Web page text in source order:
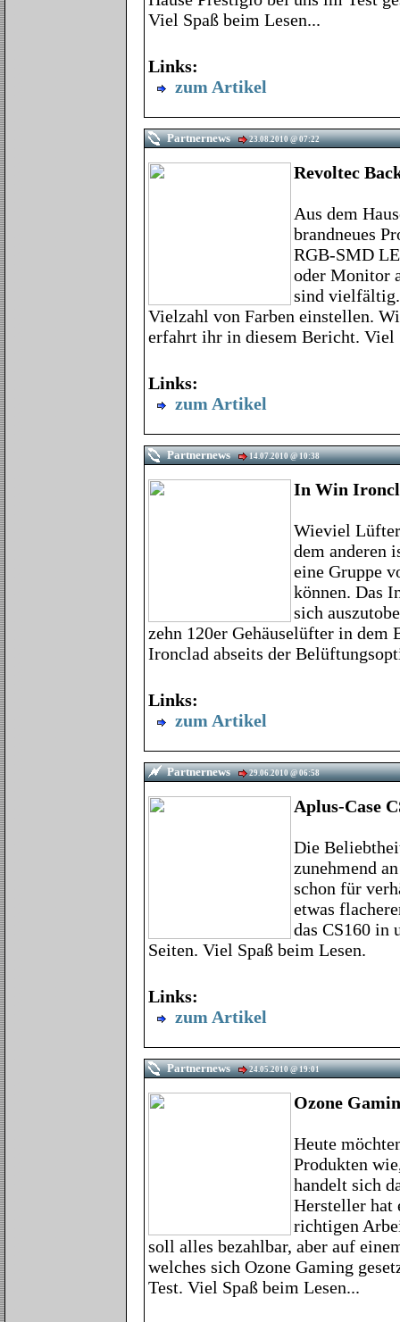
Viel Spaß beim Lesen...
Links:
zum Artikel
Partnernews 23.08.2010 @ 07:22
Revoltec
Aus dem
brandneues
RGB-SMD
oder Monitor
sind vielfältig.
Vielzahl von Farben einstellen.
erfahrt ihr in diesem Bericht. Viel
Links:
zum Artikel
Partnernews 14.07.2010 @ 10:38
In Win
Wieviel Lüfter
dem anderen
eine Gruppe
können. Das
sich
zehn 120er Gehäuselüfter in dem
Ironclad abseits der
Links:
zum Artikel
Partnernews 29.06.2010 @ 06:58
Aplus-Case
Die
zunehmend
schon für
etwas
das CS160 in
Seiten. Viel Spaß beim Lesen.
Links:
zum Artikel
Partnernews 24.05.2010 @ 19:01
Ozone
Heute
Produkten
handelt sich
Hersteller hat
richtigen
soll alles bezahlbar, aber auf
welches sich Ozone Gaming
Test. Viel Spaß beim Lesen...